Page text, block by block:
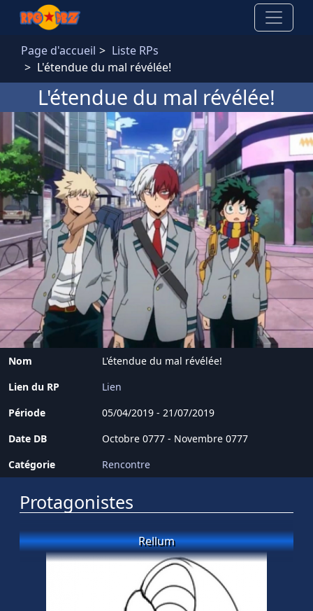
Aller au contenu principal
Page d'accueil
Liste RPs
L'étendue du mal révélée!
L'étendue du mal révélée!
Nom
L'étendue du mal révélée!
Lien du RP
Lien
Période
05/04/2019 - 21/07/2019
Date DB
Octobre 0777 - Novembre 0777
Catégorie
Rencontre
Protagonistes
Rellum